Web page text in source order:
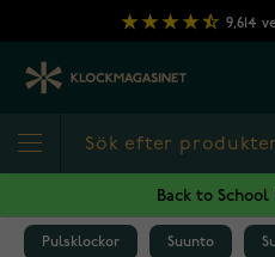
Hoppa till innehållet
9,614
Back to
Pulsklockor Suunto